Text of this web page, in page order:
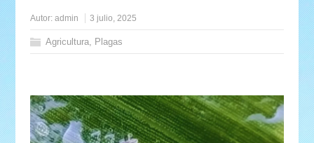
Autor: admin 3 julio, 2025
Agricultura, Plagas